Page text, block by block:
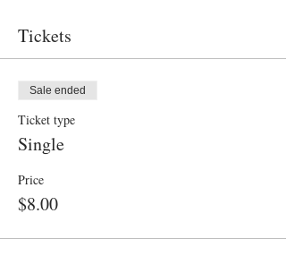
Tickets
Sale ended
Ticket type
Single
Price
$8.00